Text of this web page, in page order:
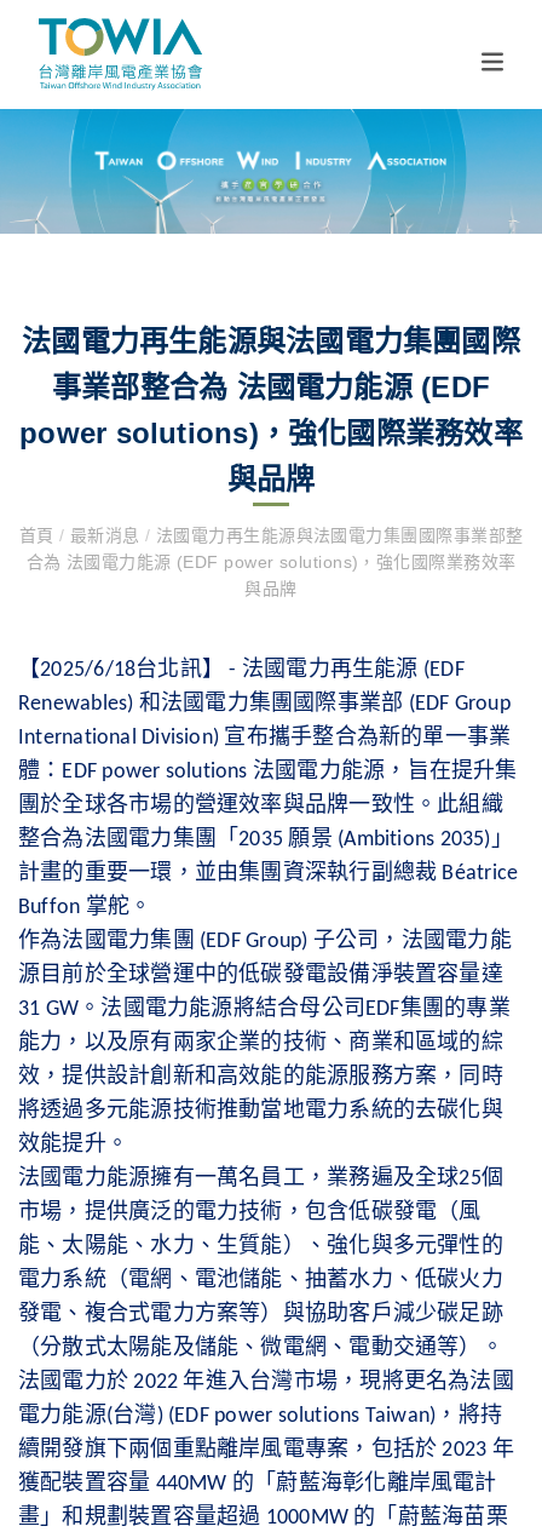
法國電力再生能源與法國電力集團國際
事業部整合為 法國電力能源 (EDF
power solutions)，強化國際業務效率
與品牌
首頁 / 最新消息/ 法國電力再生能源與法國電力集團國際事業部整
合為 法國電力能源 (EDF power solutions)，強化國際業務效率
與品牌
【2025/6/18台北訊】 - 法國電力再生能源 (EDF
Renewables) 和法國電力集團國際事業部 (EDF Group
International Division) 宣布攜手整合為新的單一事業
體： EDF power solutions 法國電力能源，旨在提升集
團於全球各市場的營運效率與品牌一致性。此組織
整合為法國電力集團「2035願景 (Ambitions 2035) 」
計畫的重要一環，並由集團資深執行副總裁 Béatrice
Buffon 掌舵。
作為法國電力集團 (EDF Group) 子公司，法國電力能
源目前於全球營運中的低碳發電設備淨裝置容量達
31 GW 。法國電力能源將結合母公司 EDF集團的專業
能力，以及原有兩家企業的技術、商業和區域的綜
效，提供設計創新和高效能的能源服務方案，同時
將透過多元能源技術推動當地電力系統的去碳化與
效能提升。
法國電力能源擁有一萬名員工，業務遍及全球25個
市場，提供廣泛的電力技術，包含低碳發電（風
能、太陽能、水力、生質能）、強化與多元彈性的
電力系統（電網、電池儲能、抽蓄水力、低碳火力
發電、複合式電力方案等）與協助客戶減少碳足跡
（分散式太陽能及儲能、微電網、電動交通等）。
法國電力於 2022年進入台灣市場，現將更名為法國
電力能源(台灣) (EDF power solutions Taiwan) ，將持
續開發旗下兩個重點離岸風電專案，包括於 2023 年
獲配裝置容量 440MW 的「蔚藍海彰化離岸風電計
畫」和規劃裝置容量超過 1000MW 的「蔚藍海苗栗